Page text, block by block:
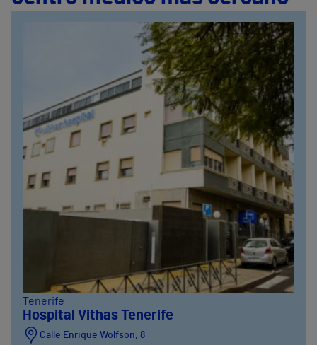
Tenerife
Hospital Vithas Tenerife
Calle Enrique Wolfson, 8